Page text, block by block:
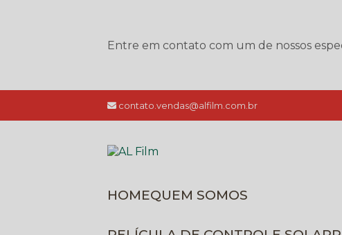
Entre em contato com um de nossos
contato.vendas@alfilm.com.br
HOME
QUEM SOMOS